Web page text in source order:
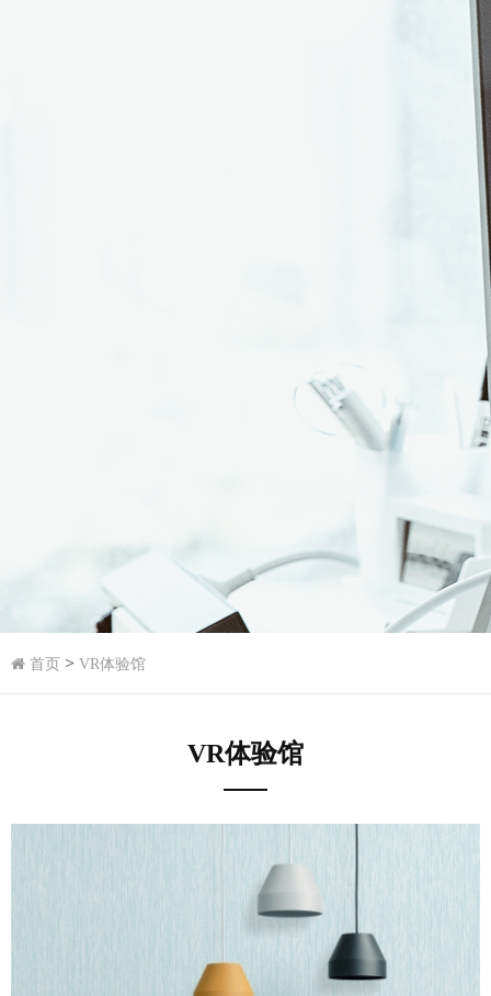
首页 > VR体验馆
VR体验馆